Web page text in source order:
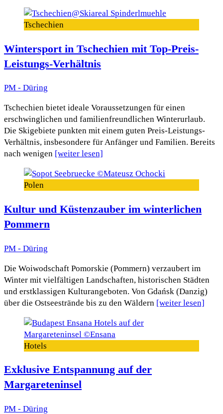
Tschechien
Wintersport in Tschechien mit Top-Preis-
Leistungs-Verhältnis
PM - Düring
Tschechien bietet ideale Voraussetzungen für einen
erschwinglichen und familienfreundlichen Winterurlaub.
Die Skigebiete punkten mit einem guten Preis-Leistungs-
Verhältnis, insbesondere für Anfänger und Familien. Bereits
nach wenigen [weiter lesen]
Polen
Kultur und Küstenzauber im winterlichen
Pommern
PM - Düring
Die Woiwodschaft Pomorskie (Pommern) verzaubert im
Winter mit vielfältigen Landschaften, historischen Städten
und erstklassigen Kulturangeboten. Von Gdańsk (Danzig)
über die Ostseestrände bis zu den Wäldern [weiter lesen]
Hotels
Exklusive Entspannung auf der
Margareteninsel
PM - Düring